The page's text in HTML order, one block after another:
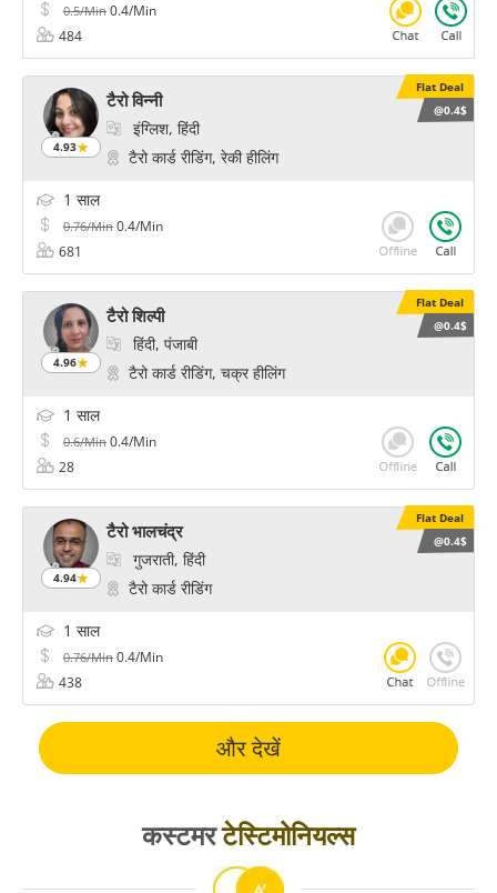
0.5/Min 0.4/Min
484
Flat Deal
@0.4$
4.93
टैरो विन्नी
इंग्लिश, हिंदी
टैरो कार्ड रीडिंग, रेकी हीलिंग
1 साल
0.76/Min 0.4/Min
681
Flat Deal
@0.4$
4.96
टैरो शिल्पी
हिंदी, पंजाबी
टैरो कार्ड रीडिंग, चक्र हीलिंग
1 साल
0.6/Min 0.4/Min
28
Flat Deal
@0.4$
4.94
टैरो भालचंद्र
गुजराती, हिंदी
टैरो कार्ड रीडिंग
1 साल
0.76/Min 0.4/Min
438
और देखें
कस्टमरटेस्टिमोनियल्स